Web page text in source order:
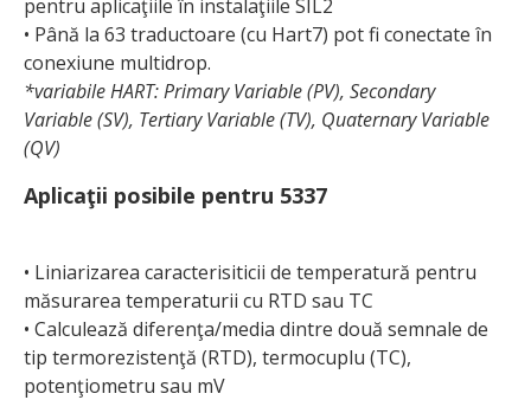
pentru aplicaţiile în instalaţiile SIL2
• Până la 63 traductoare (cu Hart7) pot fi conectate în
conexiune multidrop.
*variabile HART: Primary Variable (PV), Secondary
Variable (SV), Tertiary Variable (TV), Quaternary Variable
(QV)
Aplicaţii posibile pentru 5337
• Liniarizarea caracterisiticii de temperatură pentru
măsurarea temperaturii cu RTD sau TC
• Calculează diferenţa/media dintre două semnale de
tip termorezistenţă (RTD), termocuplu (TC),
potenţiometru sau mV